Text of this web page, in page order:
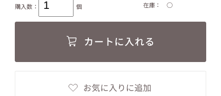
購入数： 個 在庫 ○